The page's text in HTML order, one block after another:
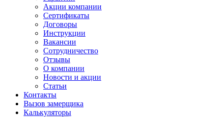
Акции компании
Сертификаты
Договоры
Инструкции
Вакансии
Сотрудничество
Отзывы
О компании
Новости и акции
Статьи
Контакты
Вызов замерщика
Калькуляторы